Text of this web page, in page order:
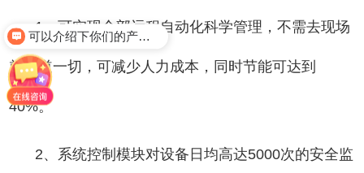
1、可实现全部远程自动化科学管理，不需去现场
就知道一切，可减少人力成本，同时节能可达到
40%。
2、系统控制模块对设备日均高达5000次的安全监
我有项目要合作